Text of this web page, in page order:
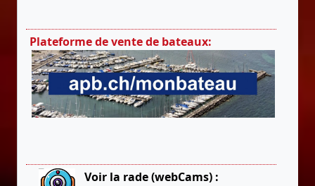
Plateforme de vente de bateaux:
Voir la rade (webCams) :